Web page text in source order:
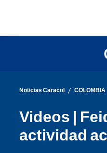
Noticias Caracol / COLOMBIA
Videos |
actividad